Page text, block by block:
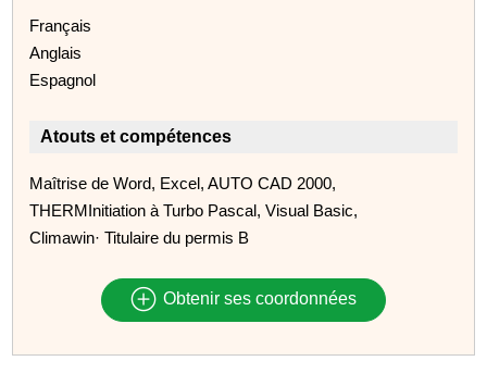
Français
Anglais
Espagnol
Atouts et compétences
Maîtrise de Word, Excel, AUTO CAD 2000,
THERMInitiation à Turbo Pascal, Visual Basic,
Climawin· Titulaire du permis B
Obtenir ses coordonnées